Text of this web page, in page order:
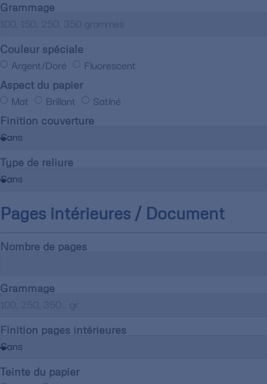
Grammage
Couleur spéciale
Argent/Doré Fluorescent
Aspect du papier
Mat Brillant Satiné
Finition couverture
Type de reliure
Pages intérieures / Document
Nombre de pages
Grammage
Finition pages intérieures
Teinte du papier